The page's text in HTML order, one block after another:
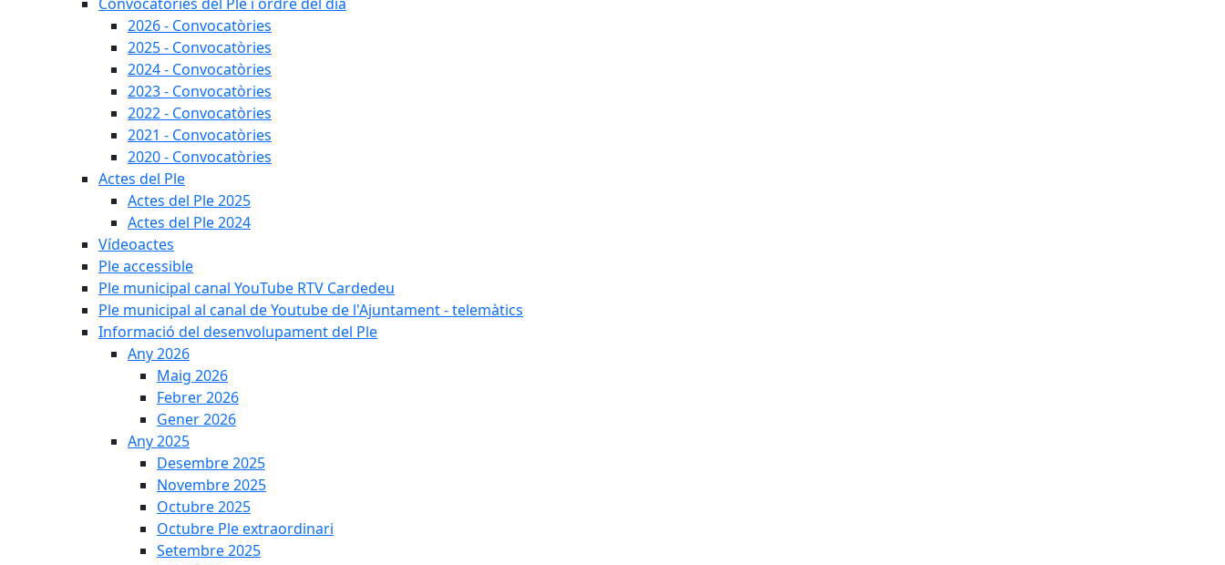
2026 - Convocatòries
2025 - Convocatòries
2024 - Convocatòries
2023 - Convocatòries
2022 - Convocatòries
2021 - Convocatòries
2020 - Convocatòries
Actes del Ple
Actes del Ple 2025
Actes del Ple 2024
Vídeoactes
Ple accessible
Ple municipal canal YouTube RTV Cardedeu
Ple municipal al canal de Youtube de l'Ajuntament - telemàtics
Informació del desenvolupament del Ple
Any 2026
Maig 2026
Febrer 2026
Gener 2026
Any 2025
Desembre 2025
Novembre 2025
Octubre 2025
Octubre Ple extraordinari
Setembre 2025